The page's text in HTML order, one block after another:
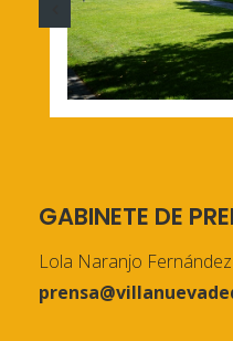
GABINETE DE
Lola Naranjo Fernández